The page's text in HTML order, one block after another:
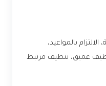
بالمواعيد،
عميق، تنظيف مرتبط